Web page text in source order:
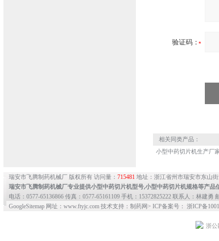
验证码：
相关同类产品：
小型中药切片机生产厂
瑞安市飞腾制药机械厂 版权所有 访问量： 715481 地址：浙江省州市瑞安市东山
瑞安市飞腾制药机械厂专业提供小型中药切片机型号,小型中药切片机规格等产品
电话：0577-65136866 传真：0577-65161109 手机：15372825222 联系人：林建勇
GoogleSitemap 网址：www.ftyjc.com 技术支持：制药网> ICP备案号： 浙ICP备
浙公